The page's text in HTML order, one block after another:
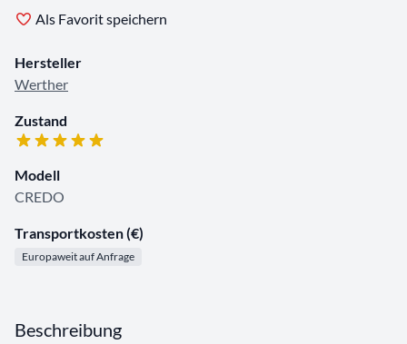
Als Favorit speichern
Hersteller
Werther
Zustand
Modell
CREDO
Transportkosten (€)
Europaweit auf Anfrage
Beschreibung